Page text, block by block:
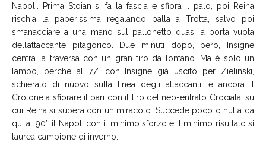
Napoli. Prima Stoian si fa la fascia e sfiora il palo, poi Reina
rischia la paperissima regalando palla a Trotta, salvo poi
smanacciare a una mano sul pallonetto quasi a porta vuota
dell’attaccante pitagorico. Due minuti dopo, però, Insigne
centra la traversa con un gran tiro da lontano. Ma è solo un
lampo, perché al 77’, con Insigne già uscito per Zielinski,
schierato di nuovo sulla linea degli attaccanti, è ancora il
Crotone a sfiorare il pari con il tiro del neo-entrato Crociata, su
cui Reina si supera con un miracolo. Succede poco o nulla da
qui al 90’: il Napoli con il minimo sforzo e il minimo risultato si
laurea campione di inverno.